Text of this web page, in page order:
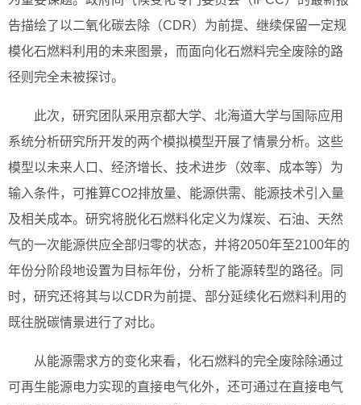
告描绘了以二氧化碳去除（CDR）为前提、继续保留一定规
模化石燃料利用的未来图景，而面向化石燃料完全废除的路
径则完全未被探讨。
此次，研究团队采用京都大学、北海道大学与国际应用
系统分析研究所开发的两个模拟模型开展了情景分析。这些
模型以未来人口、经济增长、技术进步（效率、成本等）为
输入条件，可推算CO2排放量、能源供需、能源技术引入量
及相关成本。研究将脱化石燃料化定义为煤炭、石油、天然
气的一次能源供应全部归零的状态，并将2050年至2100年的
年份分阶段地设置为目标年份，分析了能源转型的路径。同
时，研究还将其与以CDR为前提、部分延续化石燃料利用的
既往脱碳情景进行了对比。
从能源需求方的变化来看，化石燃料的完全废除除通过
可再生能源电力实现的直接电气化外，还可通过在直接电气